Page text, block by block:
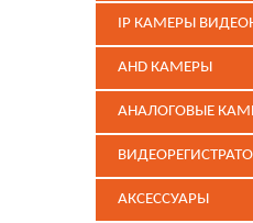
IP КАМЕРЫ
AHD КАМЕРЫ
АНАЛОГОВЫЕ
АКСЕССУАРЫ